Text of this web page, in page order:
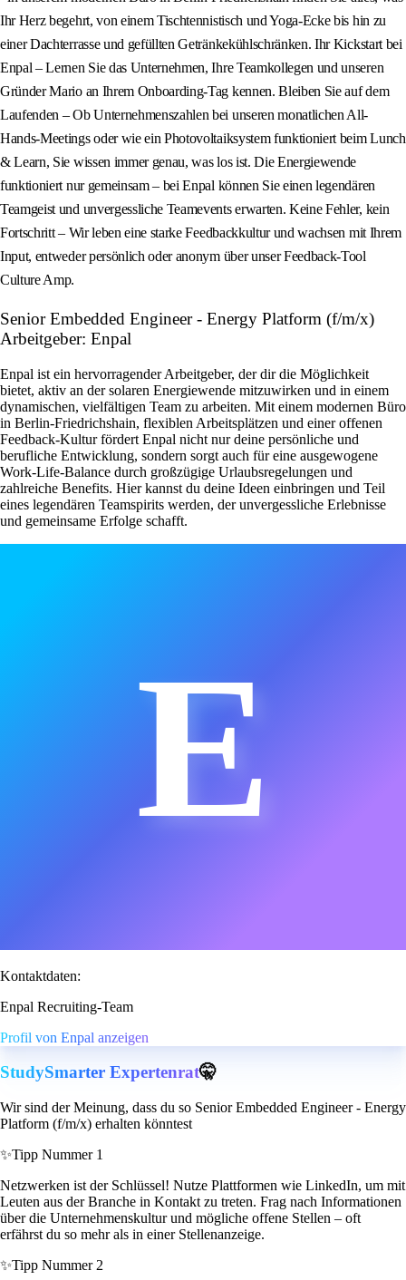
Ihr Herz begehrt, von einem Tischtennistisch und Yoga-Ecke bis hin zu
einer Dachterrasse und gefüllten Getränkekühlschränken. Ihr Kickstart bei
Enpal – Lernen Sie das Unternehmen, Ihre Teamkollegen und unseren
Gründer Mario an Ihrem Onboarding-Tag kennen. Bleiben Sie auf dem
Laufenden – Ob Unternehmenszahlen bei unseren monatlichen All-
Hands-Meetings oder wie ein Photovoltaiksystem funktioniert beim Lunch
& Learn, Sie wissen immer genau, was los ist. Die Energiewende
funktioniert nur gemeinsam – bei Enpal können Sie einen legendären
Teamgeist und unvergessliche Teamevents erwarten. Keine Fehler, kein
Fortschritt – Wir leben eine starke Feedbackkultur und wachsen mit Ihrem
Input, entweder persönlich oder anonym über unser Feedback-Tool
Culture Amp.
Senior Embedded Engineer - Energy Platform (f/m/x)
Arbeitgeber: Enpal
Enpal ist ein hervorragender Arbeitgeber, der dir die Möglichkeit
bietet, aktiv an der solaren Energiewende mitzuwirken und in einem
dynamischen, vielfältigen Team zu arbeiten. Mit einem modernen Büro
in Berlin-Friedrichshain, flexiblen Arbeitsplätzen und einer offenen
Feedback-Kultur fördert Enpal nicht nur deine persönliche und
berufliche Entwicklung, sondern sorgt auch für eine ausgewogene
Work-Life-Balance durch großzügige Urlaubsregelungen und
zahlreiche Benefits. Hier kannst du deine Ideen einbringen und Teil
eines legendären Teamspirits werden, der unvergessliche Erlebnisse
und gemeinsame Erfolge schafft.
E
Kontaktdaten:
Enpal Recruiting-Team
Profil von Enpal anzeigen
StudySmarter Expertenrat🤫
Wir sind der Meinung, dass du so Senior Embedded Engineer - Energy
Platform (f/m/x) erhalten könntest
✨Tipp Nummer 1
Netzwerken ist der Schlüssel! Nutze Plattformen wie LinkedIn, um mit
Leuten aus der Branche in Kontakt zu treten. Frag nach Informationen
über die Unternehmenskultur und mögliche offene Stellen – oft
erfährst du so mehr als in einer Stellenanzeige.
✨Tipp Nummer 2